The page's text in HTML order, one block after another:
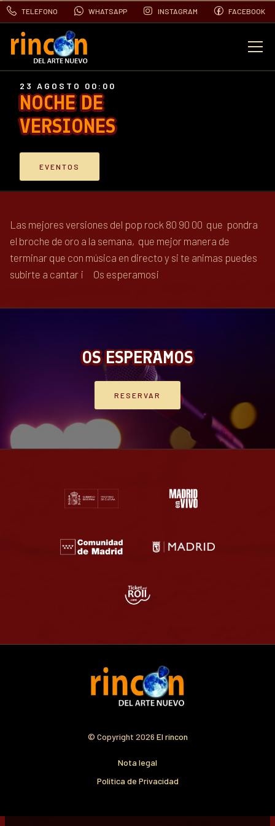
TELEFONO WHATSAPP INSTAGRAM FACEBOOK
NOCHE DE
VERSIONES
23 AGOSTO 00:00
EVENTOS
Las mejores versiones del pop rock 80 90 00 que pondra
el broche de oro a la semana, que mejor manera de
terminar que con música en directo y si te animas puedes
subirte a cantar ¡ Os esperamos¡
OS ESPERAMOS
RESERVAR
© Copyright 2026 El rincon
Nota legal
Política de Privacidad
EVENTOS
CONTACTO